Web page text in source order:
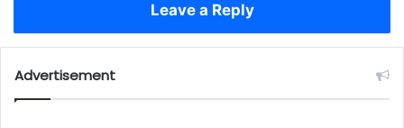
Leave a Reply
Advertisement